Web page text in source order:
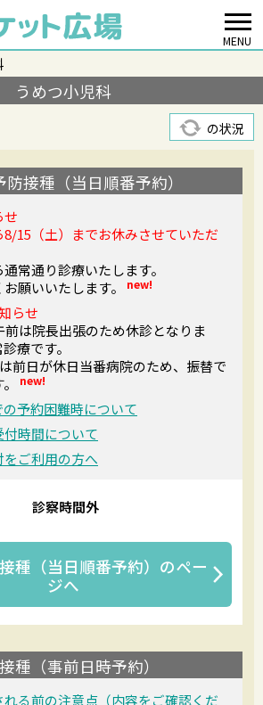
MENU
うめつ小児科
の状況
接種（当日順番予約）
せ
15（土）までお休みさせていただ
常通り診療いたします。
願いいたします。
new!
らせ
前は院長出張のため休診となりま
療です。
前日が休日当番病院のため、振替で
new!
予約困難時について
時間について
ご利用の方へ
診察時間外
種（当日順番予約） のペー
ジへ
種（事前日時予約）
れる前の注意点（内容をご確認くだ